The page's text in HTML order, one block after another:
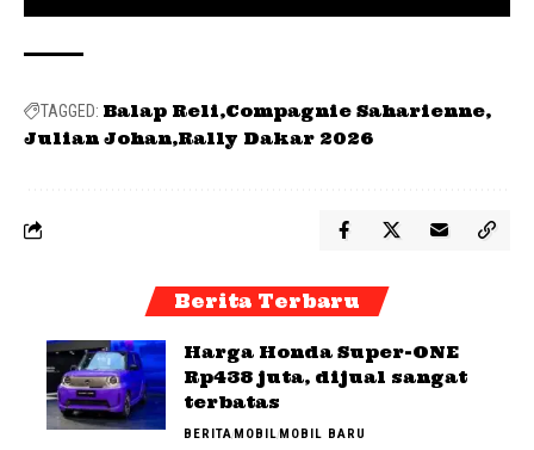
TAGGED: Balap Reli Compagnie Saharienne
Julian Johan Rally Dakar 2026
Berita Terbaru
Harga Honda Super-ONE
Rp438 juta, dijual sangat
terbatas
BERITAMOBILMOBIL BARU